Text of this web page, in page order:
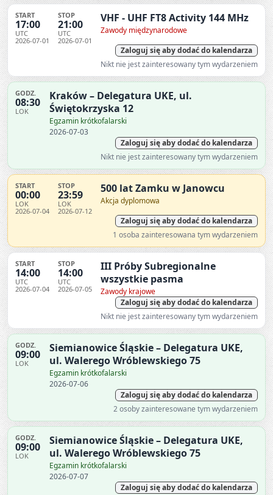
START
17:00
UTC
2026-07-01
STOP
21:00
UTC
2026-07-01
VHF - UHF FT8 Activity 144 MHz
Zawody międzynarodowe
Zaloguj się aby dodać do kalendarza
Nikt nie jest zainteresowany tym wydarzeniem
GODZ.
08:30
LOK
Kraków – Delegatura UKE, ul.
Świętokrzyska 12
Egzamin krótkofalarski
2026-07-03
Zaloguj się aby dodać do kalendarza
Nikt nie jest zainteresowany tym wydarzeniem
START
00:00
LOK
2026-07-04
STOP
23:59
LOK
2026-07-12
500 lat Zamku w Janowcu
Akcja dyplomowa
Zaloguj się aby dodać do kalendarza
1 osoba zainteresowana tym wydarzeniem
START
14:00
UTC
2026-07-04
STOP
14:00
UTC
2026-07-05
III Próby Subregionalne
wszystkie pasma
Zawody krajowe
Zaloguj się aby dodać do kalendarza
Nikt nie jest zainteresowany tym wydarzeniem
GODZ.
09:00
LOK
Siemianowice Śląskie – Delegatura UKE,
ul. Walerego Wróblewskiego 75
Egzamin krótkofalarski
2026-07-06
Zaloguj się aby dodać do kalendarza
2 osoby zainteresowane tym wydarzeniem
GODZ.
09:00
LOK
Siemianowice Śląskie – Delegatura UKE,
ul. Walerego Wróblewskiego 75
Egzamin krótkofalarski
2026-07-07
Zaloguj się aby dodać do kalendarza